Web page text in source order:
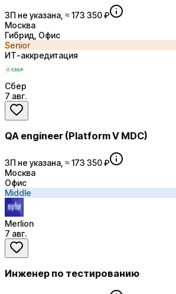
ЗП не указана, ≈ 173 350 ₽
Москва
Гибрид, Офис
Senior
ИТ-аккредитация
Сбер
7 авг.
QA engineer (Platform V MDC)
ЗП не указана, ≈ 173 350 ₽
Москва
Офис
Middle
Merlion
7 авг.
Инженер по тестированию